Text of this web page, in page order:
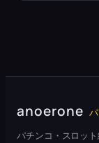
anoerone
パチンコ・スロッ